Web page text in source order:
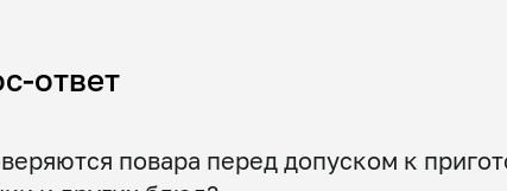
ответ
повара перед допуском к